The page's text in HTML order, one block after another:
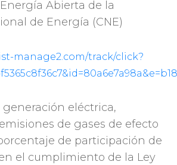
Abierta de la
de Energía (CNE)
manage2.com/track/click?
generación eléctrica,
de gases de efecto
de participación de
el cumplimiento de la Ley